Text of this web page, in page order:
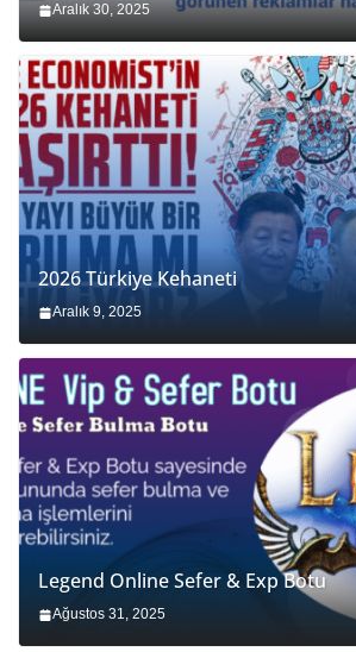
Aralık 30, 2025
2026 Türkiye Kehaneti
Aralık 9, 2025
Legend Online Sefer & Exp Botu
Ağustos 31, 2025